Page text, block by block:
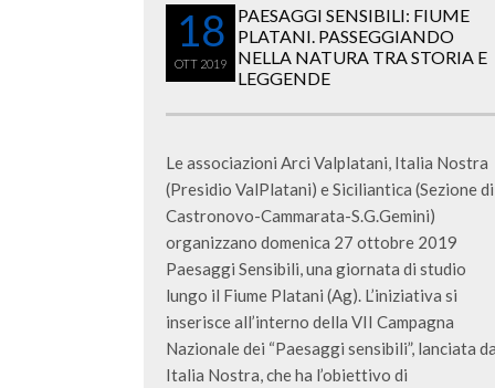
18
OTT 2019
PAESAGGI SENSIBILI: FIUME
PLATANI. PASSEGGIANDO
NELLA NATURA TRA STORIA E
LEGGENDE
Le associazioni Arci Valplatani, Italia Nostra
(Presidio ValPlatani) e Siciliantica (Sezione di
Castronovo-Cammarata-S.G.Gemini)
organizzano domenica 27 ottobre 2019
Paesaggi Sensibili, una giornata di studio
lungo il Fiume Platani (Ag). L’iniziativa si
inserisce all’interno della VII Campagna
Nazionale dei “Paesaggi sensibili”, lanciata
Italia Nostra, che ha l’obiettivo di